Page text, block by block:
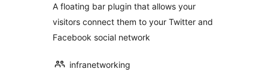
A floating bar plugin that allows your
visitors connect them to your Twitter and
Facebook social network
infranetworking